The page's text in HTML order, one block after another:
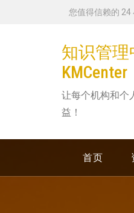
您值得信赖的 24
知识管理
KMCenter
让每个机构和个
益！
首页